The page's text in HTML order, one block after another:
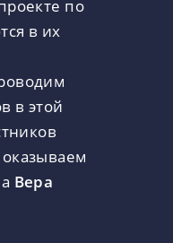
по
в их
в этой
Вера